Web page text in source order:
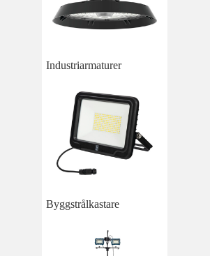
Industriarmaturer
Byggstrålkastare